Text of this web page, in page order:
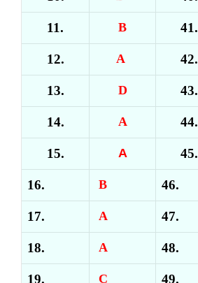
11. B 41.
12. A 42.
13. D 43.
14. A 44.
15. A 45.
16. B 46.
17. A 47.
18. A 48.
19. C 49.